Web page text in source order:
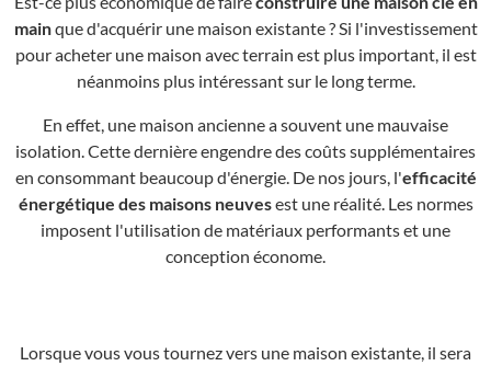
mainque d'acquérir une maison existante ? Si l'investissement
pour acheter une maison avec terrain est plus important, il est
néanmoins plus intéressant sur le long terme.
En effet, une maison ancienne a souvent une mauvaise
isolation. Cette dernière engendre des coûts supplémentaires
en consommant beaucoup d'énergie. De nos jours, l'efficacité
énergétique des maisons neuvesest une réalité. Les normes
imposent l'utilisation de matériaux performants et une
conception économe.
Lorsque vous vous tournez vers une maison existante, il sera